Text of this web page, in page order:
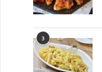
3